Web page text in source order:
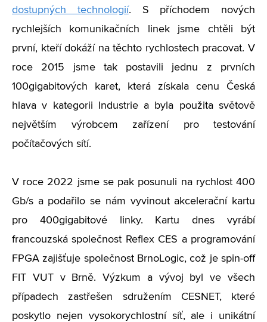
dostupných technologií. S příchodem nových
rychlejších komunikačních linek jsme chtěli být
první, kteří dokáží na těchto rychlostech pracovat. V
roce 2015 jsme tak postavili jednu z prvních
100gigabitových karet, která získala cenu Česká
hlava v kategorii Industrie a byla použita světově
největším výrobcem zařízení pro testování
počítačových sítí.
V roce 2022 jsme se pak posunuli na rychlost 400
Gb/s a podařilo se nám vyvinout akcelerační kartu
pro 400gigabitové linky. Kartu dnes vyrábí
francouzská společnost Reflex CES a programování
FPGA zajišťuje společnost BrnoLogic, což je spin-off
FIT VUT v Brně. Výzkum a vývoj byl ve všech
případech zastřešen sdružením CESNET, které
poskytlo nejen vysokorychlostní síť, ale i unikátní